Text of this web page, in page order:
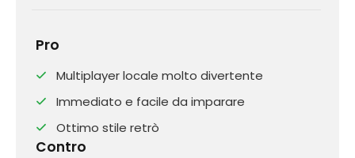
Pro
Multiplayer locale molto divertente
Immediato e facile da imparare
Ottimo stile retrò
Contro